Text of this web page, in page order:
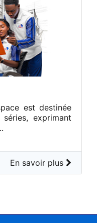
est destinée
exprimant
En savoir plus